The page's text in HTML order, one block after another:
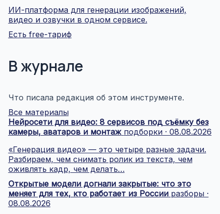
ИИ-платформа для генерации изображений,
видео и озвучки в одном сервисе.
Есть free-тариф
В журнале
Что писала редакция об этом инструменте.
Все материалы
Нейросети для видео: 8 сервисов под съёмку без
камеры, аватаров и монтаж подборки · 08.08.2026
«Генерация видео» — это четыре разные задачи.
Разбираем, чем снимать ролик из текста, чем
оживлять кадр, чем делать…
Открытые модели догнали закрытые: что это
меняет для тех, кто работает из России разборы ·
08.08.2026